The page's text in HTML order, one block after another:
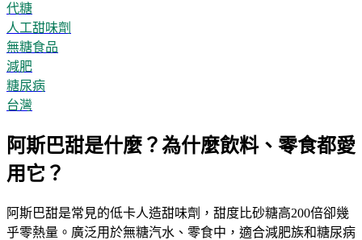
代糖
人工甜味劑
無糖食品
減肥
糖尿病
台灣
阿斯巴甜是什麼？為什麼飲料、零食都愛
用它？
阿斯巴甜是常見的低卡人造甜味劑，甜度比砂糖高200倍卻幾
乎零熱量。廣泛用於無糖汽水、零食中，適合減肥族和糖尿病